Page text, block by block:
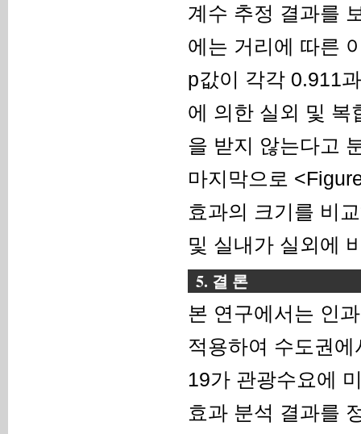
계수 추정 결과를
에는 거리에 따른
p값이 각각 0.911
에 의한 실외 및 복
을 받지 않는다고
마지막으로
효과의 크기를 비
및 실내가 실외에
5. 결 론
본 연구에서는 인
적용하여 수도권
19가 관광수요에
효과 분석 결과를